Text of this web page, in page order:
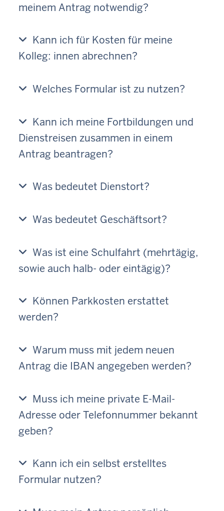
meinem Antrag notwendig?
Kann ich für Kosten für meine
Kolleg: innen abrechnen?
Welches Formular ist zu nutzen?
Kann ich meine Fortbildungen und
Dienstreisen zusammen in einem
Antrag beantragen?
Was bedeutet Dienstort?
Was bedeutet Geschäftsort?
Was ist eine Schulfahrt (mehrtägig,
sowie auch halb- oder eintägig)?
Können Parkkosten erstattet
werden?
Warum muss mit jedem neuen
Antrag die IBAN angegeben werden?
Muss ich meine private E-Mail-
Adresse oder Telefonnummer bekannt
geben?
Kann ich ein selbst erstelltes
Formular nutzen?